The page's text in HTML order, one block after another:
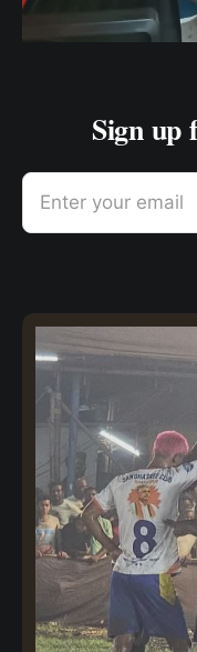
Sign up
Enter your email